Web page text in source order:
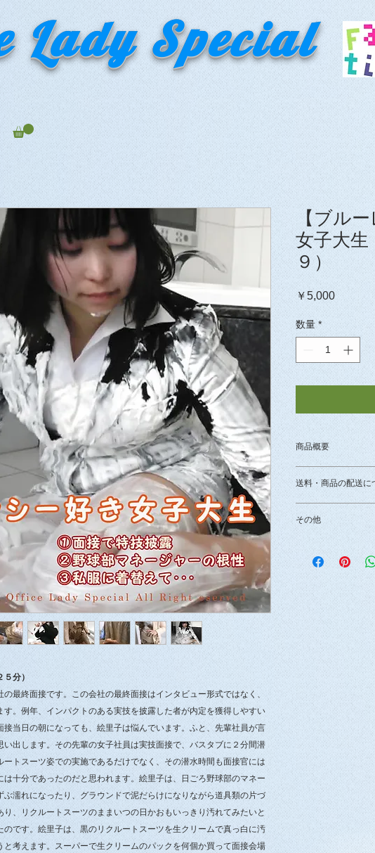
Lady Special
５分）
最終面接です。この会社の最終面接はインタビュー形式ではなく、
す。例年、インパクトのある実技を披露した者が内定を獲得しやすい
接当日の朝になっても、絵里子は悩んでいます。ふと、先輩社員が言
い出します。その先輩の女子社員は実技面接で、バスタブに２分間潜
ートスーツ姿での実施であるだけでなく、その潜水時間も面接官には
は十分であったのだと思われます。絵里子は、日ごろ野球部のマネー
ぶ濡れになったり、グラウンドで泥だらけになりながら道具類の片づ
り、リクルートスーツのままいつの日かおもいっきり汚れてみたいと
のです。絵里子は、黒のリクルートスーツを生クリームで真っ白に汚
と考えます。スーパーで生クリームのパックを何個か買って面接会場
【ブル
女子大生
９）
￥5,000価
数量 *
商品概要
【収録時間５４分
①面接で特技披露
②野球部マネー
③私服に着替えて
大学の野球部マ
るメッシー好き
スーツ姿でクリ
ツやセクシーな
つのストーリー
ャーの根性」「
送料・商品の配送に
送料は無料です。
お支払方法は、
ずれかとなりま
認メールのご返
定日・時間帯な
銀行振込の場合
日本郵便代引き
する確認メール
※郵便局留め、
す。その場合、
局、または、営
その他
商品発送後の返
DVD/BDが初期
タイトルの良品